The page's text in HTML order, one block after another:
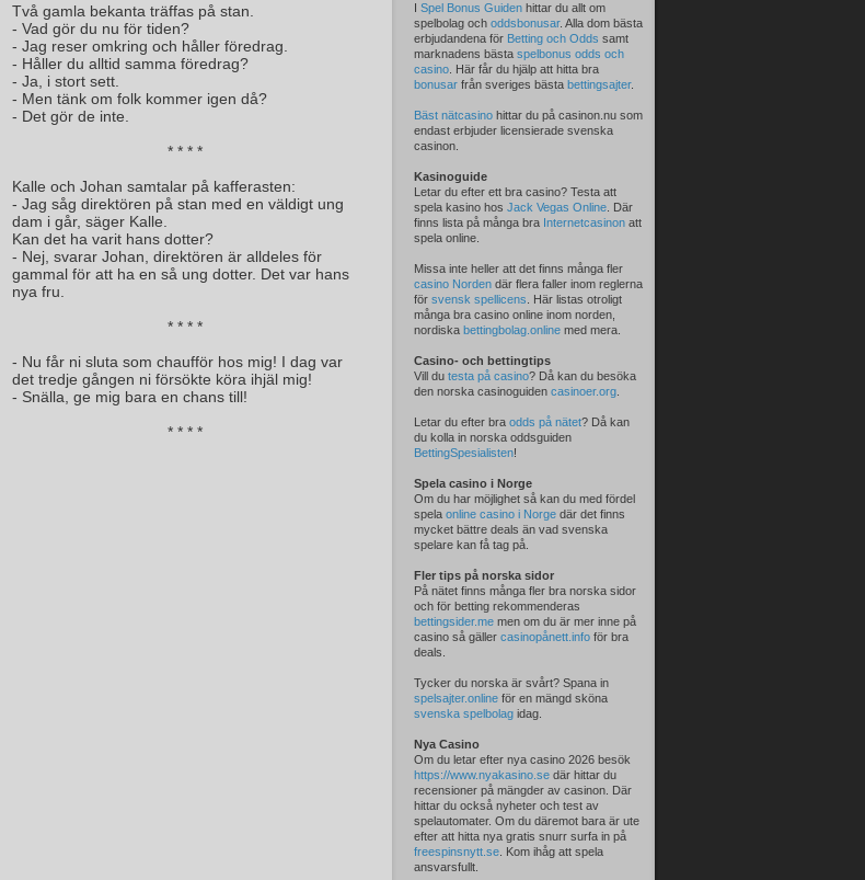
Två gamla bekanta träffas på stan.
- Vad gör du nu för tiden?
- Jag reser omkring och håller föredrag.
- Håller du alltid samma föredrag?
- Ja, i stort sett.
- Men tänk om folk kommer igen då?
- Det gör de inte.
* * * *
Kalle och Johan samtalar på kafferasten:
- Jag såg direktören på stan med en väldigt ung
dam i går, säger Kalle.
Kan det ha varit hans dotter?
- Nej, svarar Johan, direktören är alldeles för
gammal för att ha en så ung dotter. Det var hans
nya fru.
* * * *
- Nu får ni sluta som chaufför hos mig! I dag var
det tredje gången ni försökte köra ihjäl mig!
- Snälla, ge mig bara en chans till!
* * * *
I Spel Bonus Guiden hittar du allt om
spelbolag och oddsbonusar. Alla dom bästa
erbjudandena för Betting och Odds samt
marknadens bästa spelbonus odds och
casino . Här får du hjälp att hitta bra
bonusar från sveriges bästa bettingsajter.
Bäst nätcasino hittar du på casinon.nu som
endast erbjuder licensierade svenska
casinon.
Kasinoguide
Letar du efter ett bra casino? Testa att
spela kasino hos Jack Vegas Online . Där
finns lista på många bra Internetcasinon att
spela online.
Missa inte heller att det finns många fler
casino Norden där flera faller inom reglerna
för svensk spellicens . Här listas otroligt
många bra casino online inom norden,
nordiska bettingbolag.online med mera.
Casino- och bettingtips
Vill du testa på casino? Då kan du besöka
den norska casinoguiden casinoer.org
Letar du efter bra odds på nätet? Då kan
du kolla in norska oddsguiden
BettingSpesialisten!
Spela casino i Norge
Om du har möjlighet så kan du med fördel
spela online casino i Norge där det finns
mycket bättre deals än vad svenska
spelare kan få tag på.
Fler tips på norska sidor
På nätet finns många fler bra norska sidor
och för betting rekommenderas
bettingsider.me men om du är mer inne på
casino så gäller casinopånett.info för bra
deals.
Tycker du norska är svårt? Spana in
spelsajter.online för en mängd sköna
svenska spelbolag idag.
Nya Casino
Om du letar efter nya casino 2026 besök
https://www.nyakasino.se där hittar du
recensioner på mängder av casinon. Där
hittar du också nyheter och test av
spelautomater. Om du däremot bara är ute
efter att hitta nya gratis snurr surfa in på
freespinsnytt.se . Kom ihåg att spela
ansvarsfullt.